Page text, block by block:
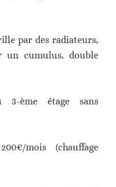
par des radiateurs,
un cumulus, double
3-ème étage sans
mois (chauffage